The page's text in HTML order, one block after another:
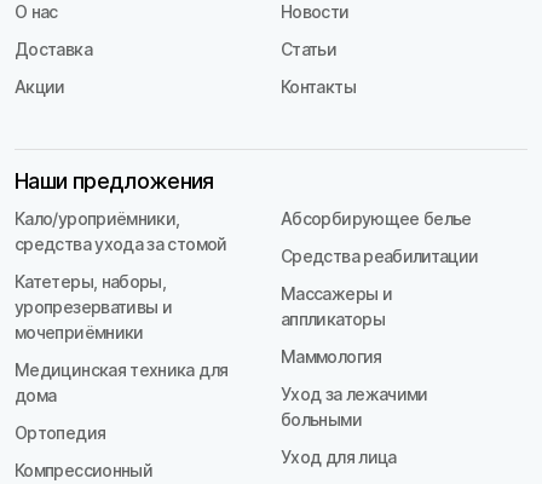
О нас
Доставка
Акции
Новости
Статьи
Контакты
Наши предложения
Кало/уроприёмники,
средства ухода за стомой
Катетеры, наборы,
уропрезервативы и
мочеприёмники
Медицинская техника для
дома
Ортопедия
Компрессионный
Абсорбирующее белье
Средства реабилитации
Массажеры и
аппликаторы
Маммология
Уход за лежачими
больными
Уход для лица